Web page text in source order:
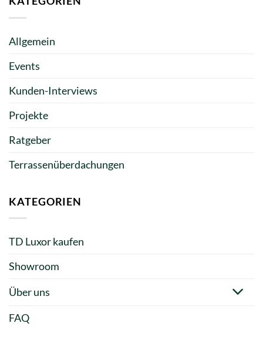
Allgemein
Events
Kunden-Interviews
Projekte
Ratgeber
Terrassenüberdachungen
KATEGORIEN
TD Luxor kaufen
Showroom
Über uns
FAQ